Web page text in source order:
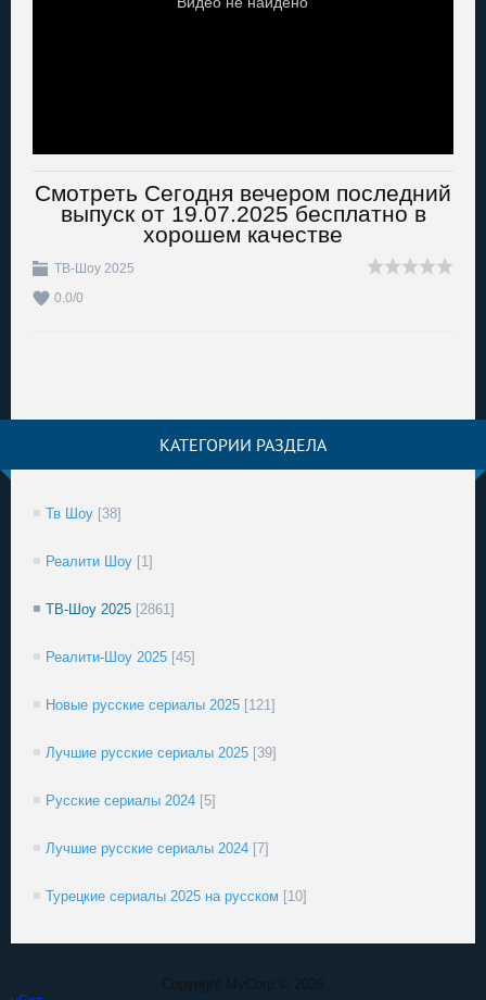
Смотреть Сегодня вечером последний
выпуск от 19.07.2025 бесплатно в
хорошем качестве
ТВ-Шоу 2025
0.0/0
КАТЕГОРИИ РАЗДЕЛА
Тв Шоу [38]
Реалити Шоу [1]
ТВ-Шоу 2025 [2861]
Реалити-Шоу 2025 [45]
Новые русские сериалы 2025 [121]
Лучшие русские сериалы 2025 [39]
Русские сериалы 2024 [5]
Лучшие русские сериалы 2024 [7]
Турецкие сериалы 2025 на русском [10]
Copyright MyCorp © 2026